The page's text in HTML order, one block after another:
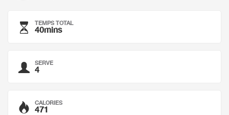
TEMPS TOTAL
40mins
SERVE
4
CALORIES
471